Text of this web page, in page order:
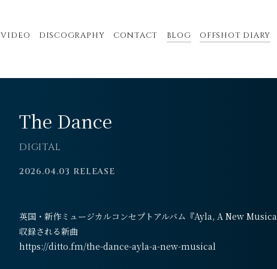
VIDEO DISCOGRAPHY CONTACT BLOG OFFSHOT DIARY
The Dance
DIGITAL
2026.04.03 RELEASE
英国・新作ミュージカルコンセプトアルバム『Ayla, A New
収録される新曲
https://ditto.fm/the-dance-ayla-a-new-musical